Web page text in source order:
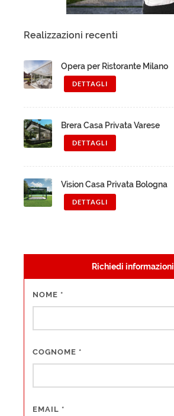
Realizzazioni recenti
Opera per Ristorante Milano
DETTAGLI
Brera Casa Privata Varese
DETTAGLI
Vision Casa Privata Bologna
DETTAGLI
Richiedi informazioni
NOME *
COGNOME *
EMAIL *